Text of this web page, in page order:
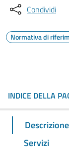
Condividi
Normativa di
INDICE DELLA
Descrizione
Servizi